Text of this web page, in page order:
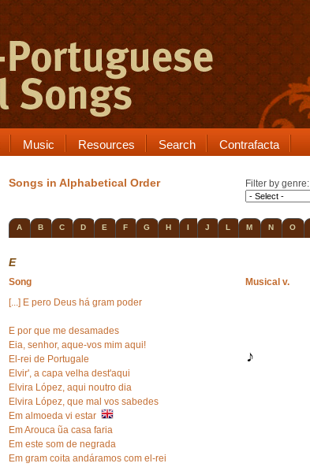
Music Resources Search Contrafacta
Songs in Alphabetical Order Filter by genre:
A B C D E F G H I J L M N O
E
Song Musical v.
[...] E pero Deus há gram poder
E por que me desamades
Eia, senhor, aque-vos mim aqui!
El-rei de Portugale
Elvir', a capa velha dest'aqui
Elvira López, aqui noutro dia
Elvira López, que mal vos sabedes
Em almoeda vi estar
Em Arouca ũa casa faria
Em este som de negrada
Em gram coita andáramos com el-rei